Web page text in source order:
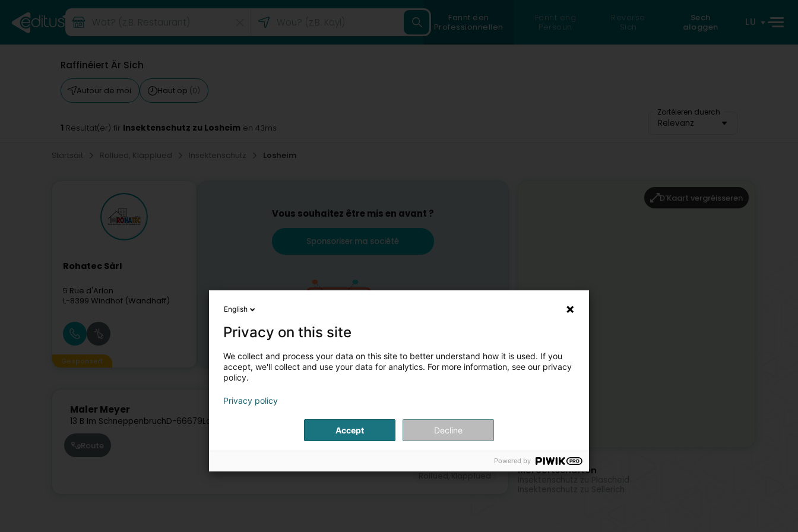
Fannt een
Professionnellen
Fannt eng
Persoun
Reverse
Sich
Sech
aloggen
LU
Raffinéiert Är Sich
Autour de moi Haut op (0)
Zortéieren duerch
Relevanz
1 Resultat(er) fir Insektenschutz zu Losheim en 43ms
Startsäit Rollued, Klapplued Insektenschutz Losheim
Rohatec Sàrl
5 Rue d'Arlon
L-8399 Windhof (Wandhaff)
Gesponsert
Vous souhaitez être mis en avant ?
Sponsoriser ma société
Maler Meyer
13 B Im SchneppenbruchD-66679Losheim
Route
Rollued, Klapplued
D'Kaart vergréisseren
Méi Uertschaften
Insektenschutz zu Plascheid
English
Privacy on this site
We collect and process your data on this site to better understand how it is used. If you
accept, we'll collect and use your data for analytics. For more information, see our privacy
policy.
Privacy policy
Accept Decline
Powered by